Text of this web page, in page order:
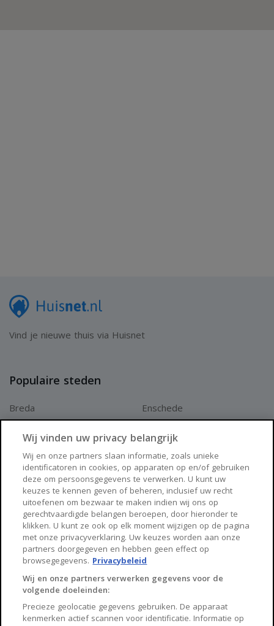
Vind je nieuwe thuis via Huisnet
Populaire steden
Breda
Arnhem
Enschede
Zwolle
Huisnet
Over Huisnet
Algemene voorwaarden
Privacybeleid
Contact
Sitemap
Wij vinden uw privacy belangrijk
Wij en onze partners slaan informatie, zoals unieke
identificatoren in cookies, op apparaten op en/of gebruiken
deze om persoonsgegevens te verwerken. U kunt uw
keuzes te kennen geven of beheren, inclusief uw recht
uitoefenen om bezwaar te maken indien wij ons op
gerechtvaardigde belangen beroepen, door hieronder te
klikken. U kunt ze ook op elk moment wijzigen op de pagina
met onze privacyverklaring. Uw keuzes worden aan onze
partners doorgegeven en hebben geen effect op
browsegegevens. Privacybeleid
Wij en onze partners verwerken gegevens voor de
volgende doeleinden:
Precieze geolocatie gegevens gebruiken. De apparaat
kenmerken actief scannen voor identificatie. Informatie op